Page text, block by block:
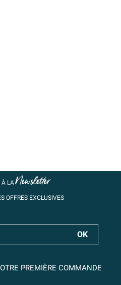
À LANewsletter
OFFRES EXCLUSIVES
PREMIÈRE COMMANDE